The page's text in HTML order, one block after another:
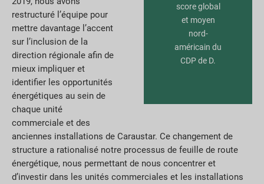
score global
et moyen
nord-
américain du
CDP de D.
restructuré l’équipe pour
mettre davantage l’accent
sur l’inclusion de la
direction régionale afin de
mieux impliquer et
identifier les opportunités
énergétiques au sein de
chaque unité
commerciale et des
anciennes installations de Caraustar. Ce changement de
structure a rationalisé notre processus de feuille de route
énergétique, nous permettant de nous concentrer et
d’investir dans les unités commerciales et les installations